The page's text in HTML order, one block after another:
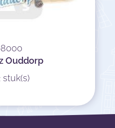
Ouddorp
stuk(s)